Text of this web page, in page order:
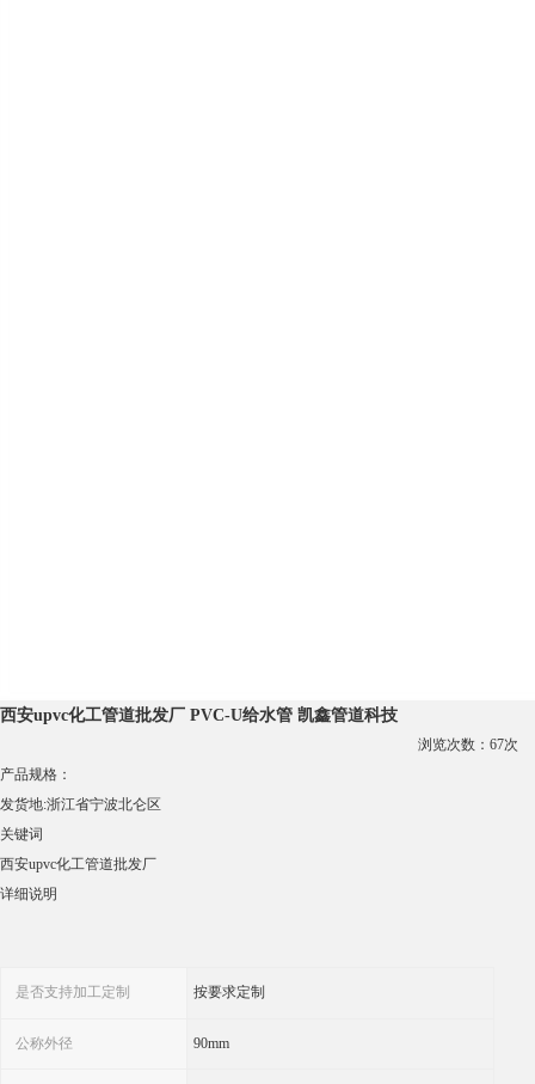
西安upvc化工管道批发厂 PVC-U给水管 凯鑫管道科技
浏览次数： 67次
产品规格：
发货地:浙江省宁波北仑区
关键词
西安upvc化工管道批发厂
详细说明
是否支持加工定制 按要求定制
公称外径 90mm